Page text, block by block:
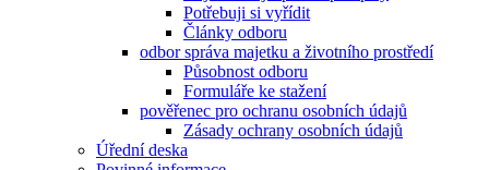
Potřebuji si vyřídit
Články odboru
odbor správa majetku a životního prostředí
Působnost odboru
Formuláře ke stažení
pověřenec pro ochranu osobních údajů
Zásady ochrany osobních údajů
Úřední deska